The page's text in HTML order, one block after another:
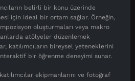
belirli bir konu üzerinde
için ideal bir ortam sağlar. Örneğin,
oluşturmaları veya makro
atölyeler düzenlemek
katılımcıların bireysel yeteneklerini
bir öğrenme deneyimi sunar.
ekipmanlarını ve fotoğraf